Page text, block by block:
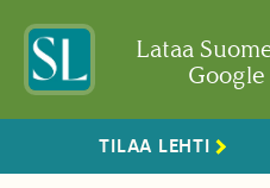
Lataa
TILAA LEHTI